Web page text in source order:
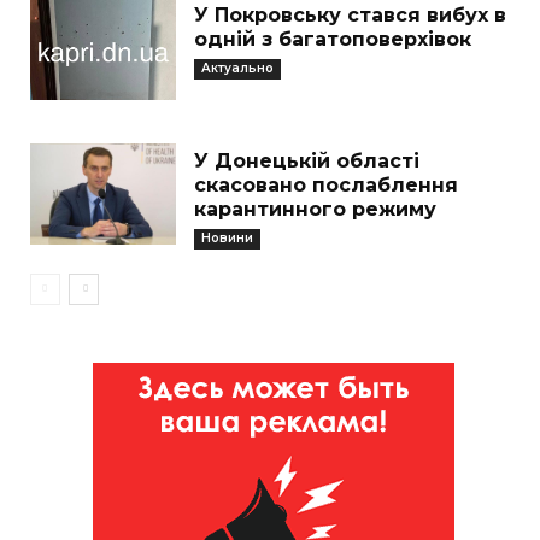
У Покровську стався вибух в
одній з багатоповерхівок
Актуально
У Донецькій області
скасовано послаблення
карантинного режиму
Новини